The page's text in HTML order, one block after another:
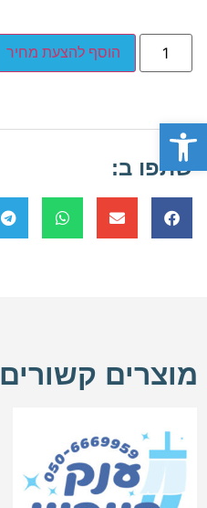
פתח סרגל נגישות
הוסף להצעת מחיר
שתפו ב:
מוצרים קשורים